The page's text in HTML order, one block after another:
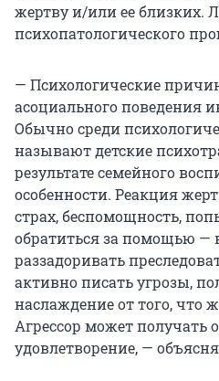
жертву и/или ее близких.
психопатологического
— Психологические
асоциального поведения
Обычно среди
называют детские
результате семейного
особенности. Реакция
страх, беспомощность,
обратиться за помощью —
раззадоривать
активно писать угрозы,
наслаждение от того, что
Агрессор может получать
удовлетворение, —